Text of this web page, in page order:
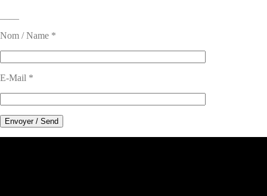
Nom / Name *
E-Mail *